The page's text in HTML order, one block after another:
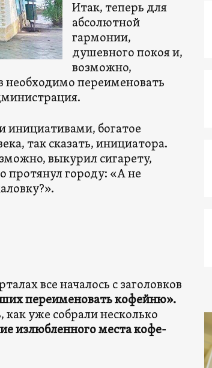
Итак, теперь для
абсолютной
гармонии,
душевного покоя и,
возможно,
необходимо переименовать
инициативами, богатое
так сказать, инициатора.
выкурил сигарету,
протянул городу: «А не
все началось с заголовков
переименовать кофейню».
как уже собрали несколько
излюбленного места кофе-